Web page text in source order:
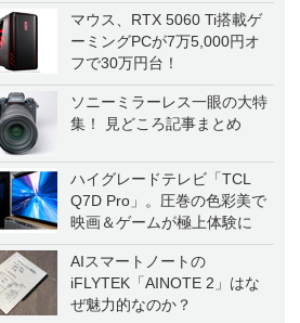
マウス、RTX 5060 Ti搭載ゲ
ーミングPCが7万5,000円オ
フで30万円台！
ソニーミラーレス一眼の大特
集！ 見どころ記事まとめ
ハイグレードテレビ「TCL
Q7D Pro」。圧巻の色彩美で
映画＆ゲームが極上体験に
AIスマートノートの
iFLYTEK「AINOTE 2」はな
ぜ魅力的なのか？